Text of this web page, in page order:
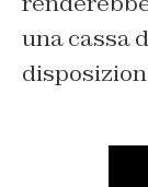
una cassa